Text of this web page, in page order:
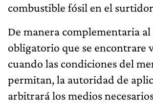
combustible fósil en el
De manera complementaria
obligatorio que se encontrare
cuando las condiciones del
permitan, la autoridad de
arbitrará los medios